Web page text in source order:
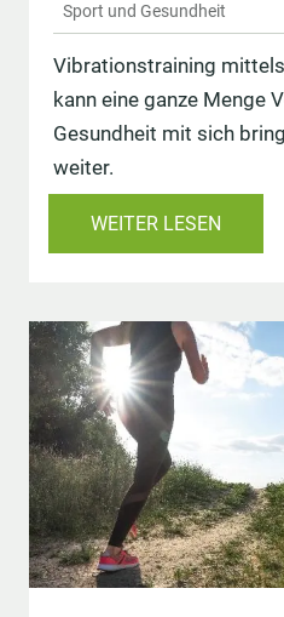
Sport und Gesundheit
Vibrationstraining
kann eine ganze Menge
Gesundheit mit sich
weiter.
WEITER LESEN